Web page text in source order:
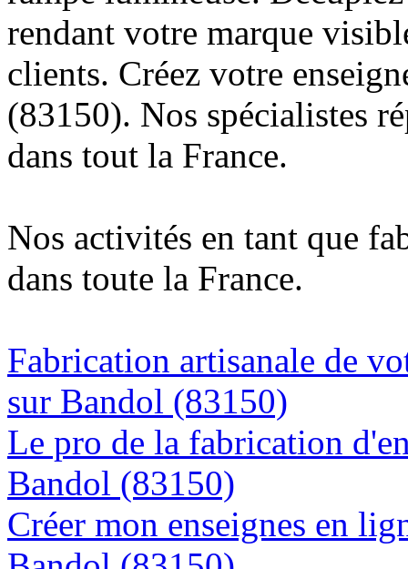
rendant votre marque
clients. Créez votre
(83150). Nos spécialistes
dans tout la France.
Nos activités en tant que
dans toute la France.
Fabrication artisanale de
sur Bandol (83150)
Le pro de la fabrication
Bandol (83150)
Créer mon enseignes en